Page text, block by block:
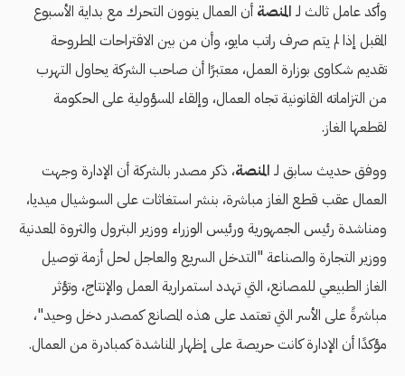
وأكد عامل ثالث لـ المنصة أن العمال ينوون التحرك مع بداية الأسبوع
المقبل إذا لم يتم صرف راتب مايو، وأن من بين الاقتراحات المطروحة
تقديم شكاوى بوزارة العمل، معتبرًا أن صاحب الشركة يحاول التهرب
من التزاماته القانونية تجاه العمال، وإلقاء المسؤولية على الحكومة
لقطعها الغاز.
ووفق حديث سابق لـ المنصة، ذكر مصدر بالشركة أن الإدارة وجهت
العمال عقب قطع الغاز مباشرة، بنشر استغاثات على السوشيال ميديا،
ومناشدة رئيس الجمهورية ورئيس الوزراء ووزير البترول والثروة المعدنية
ووزير التجارة والصناعة "التدخل السريع والعاجل لحل أزمة توصيل
الغاز الطبيعي للمصانع، التي تهدد استمرارية العمل والإنتاج، وتؤثر
مباشرةً على الأسر التي تعتمد على هذه المصانع كمصدر دخل وحيد"،
مؤكدًا أن الإدارة كانت حريصة على إظهار المناشدة كمبادرة من العمال.